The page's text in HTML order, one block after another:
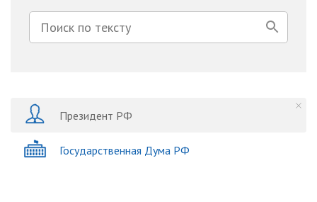
Президент РФ
Государственная Дума РФ